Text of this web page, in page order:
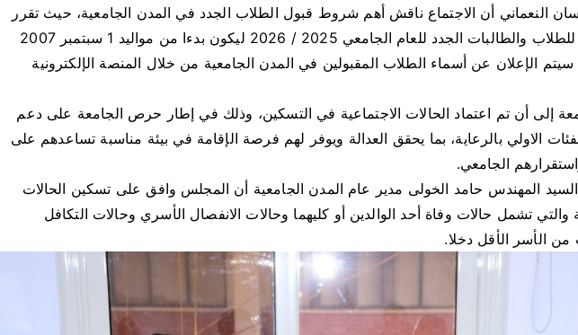
النعماني أن الاجتماع ناقش أهم شروط قبول الطلاب الجدد في المدن الجامعية، حيث تقرر
تحديد سن القبول للطلاب والطالبات الجدد للعام الجامعي 2025 / 2026 ليكون بدءا من مواليد 1 سبتمبر 2007
الإعلان عن أسماء الطلاب المقبولين في المدن الجامعية من خلال المنصة الإلكترونية
إلى أن تم اعتماد الحالات الاجتماعية في التسكين، وذلك في إطار حرص الجامعة على دعم
الاولي بالرعاية، بما يحقق العدالة ويوفر لهم فرصة الإقامة في بيئة مناسبة تساعدهم على
الجامعي.
المهندس حامد الخولى مدير عام المدن الجامعية أن المجلس وافق على تسكين الحالات
والتي تشمل حالات وفاة أحد الوالدين أو كليهما وحالات الانفصال الأسري وحالات التكافل
من الأسر الأقل دخلا.